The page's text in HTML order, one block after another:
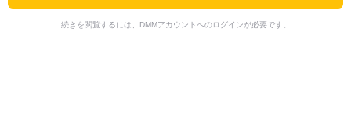
続きを閲覧するには、DMMアカウントへのログインが必要です。